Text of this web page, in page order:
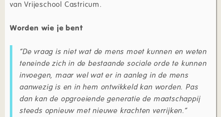
van Vrijeschool Castricum.
Worden wie je bent
“De vraag is niet wat de mens moet kunnen en weten
teneinde zich in de bestaande sociale orde te kunnen
invoegen, maar wel wat er in aanleg in de mens
aanwezig is en in hem ontwikkeld kan worden. Pas
dan kan de opgroeiende generatie de maatschappij
steeds opnieuw met nieuwe krachten verrijken.”